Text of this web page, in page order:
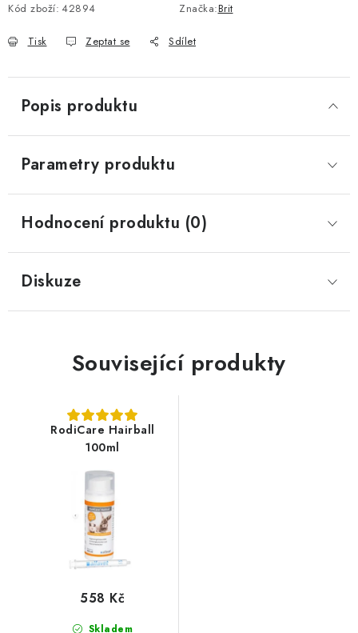
Kód zboží: 42894 Značka:Brit
Tisk Zeptat se Sdílet
Popis produktu
Parametry produktu
Hodnocení produktu (0)
Diskuze
Související produkty
RodiCare Hairball
100ml
Skladem
558 Kč